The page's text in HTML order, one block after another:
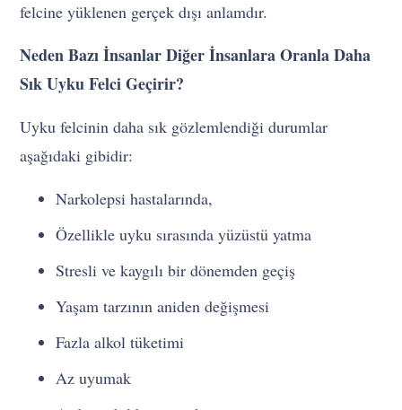
felcine yüklenen gerçek dışı anlamdır.
Neden Bazı İnsanlar Diğer İnsanlara Oranla Daha
Sık Uyku Felci Geçirir?
Uyku felcinin daha sık gözlemlendiği durumlar
aşağıdaki gibidir:
Narkolepsi hastalarında,
Özellikle uyku sırasında yüzüstü yatma
Stresli ve kaygılı bir dönemden geçiş
Yaşam tarzının aniden değişmesi
Fazla alkol tüketimi
Az uyumak